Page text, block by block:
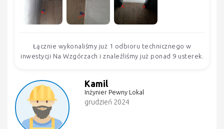
Łącznie wykonaliśmy już 1 odbioru technicznego w
inwestycji Na Wzgórzach i znaleźliśmy już ponad 9 usterek.
Kamil
Inżynier Pewny Lokal
grudzień 2024